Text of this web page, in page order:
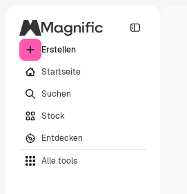
Erstellen
Startseite
Suchen
Stock
Entdecken
Alle tools